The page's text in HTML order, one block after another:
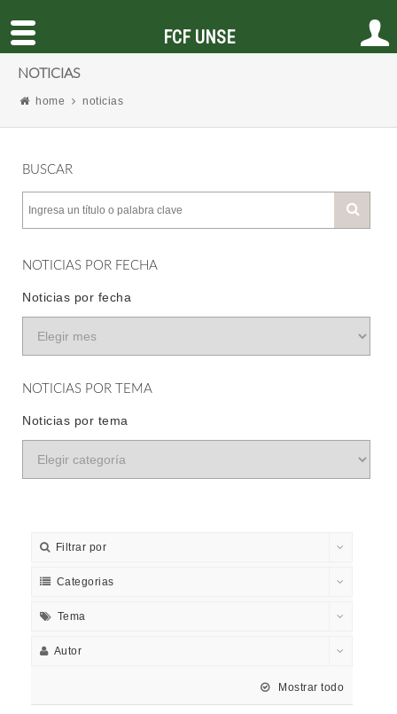
NOTICIAS
home noticias
BUSCAR
NOTICIAS POR FECHA
Noticias por fecha
NOTICIAS POR TEMA
Noticias por tema
Filtrar por
Categorias
Tema
Autor
Mostrar todo
FCF UNSE